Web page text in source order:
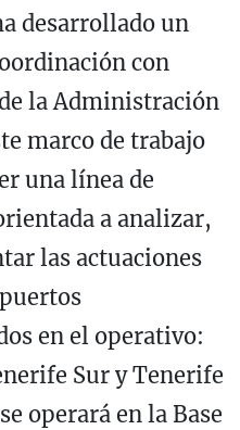
desarrollado un
con
la Administración
marco de trabajo
una línea de
a analizar,
las actuaciones
en el operativo:
Sur y Tenerife
operará en la Base